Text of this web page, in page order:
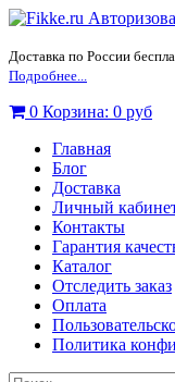
Доставка по России
Подробнее...
0 Корзина: 0 руб
Главная
Блог
Доставка
Личный
Контакты
Гарантия
Каталог
Отследить заказ
Оплата
Политика